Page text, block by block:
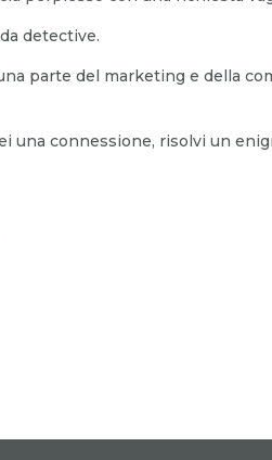
detective.
parte del marketing e della
una connessione, risolvi un